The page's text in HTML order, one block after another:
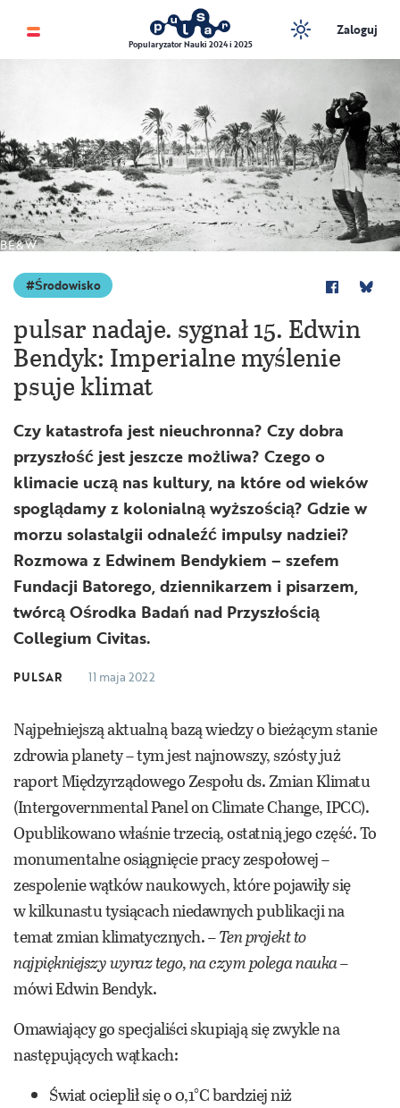
Popularyzator Nauki 2024 i 2025
Zaloguj
BE&W
Środowisko
pulsar nadaje. sygnał 15. Edwin
Bendyk: Imperialne myślenie
psuje klimat
Czy katastrofa jest nieuchronna? Czy dobra
przyszłość jest jeszcze możliwa? Czego o
klimacie uczą nas kultury, na które od wieków
spoglądamy z kolonialną wyższością? Gdzie w
morzu solastalgii odnaleźć impulsy nadziei?
Rozmowa z Edwinem Bendykiem – szefem
Fundacji Batorego, dziennikarzem i pisarzem,
twórcą Ośrodka Badań nad Przyszłością
Collegium Civitas.
PULSAR 11 maja 2022
Najpełniejszą aktualną bazą wiedzy o bieżącym stanie
zdrowia planety – tym jest najnowszy, szósty już
raport Międzyrządowego Zespołu ds. Zmian Klimatu
(Intergovernmental Panel on Climate Change, IPCC).
Opublikowano właśnie trzecią, ostatnią jego część. To
monumentalne osiągnięcie pracy zespołowej –
zespolenie wątków naukowych, które pojawiły się
w kilkunastu tysiącach niedawnych publikacji na
temat zmian klimatycznych.– Ten projekt to
najpiękniejszy wyraz tego, na czym polega nauka –
mówi Edwin Bendyk.
Omawiający go specjaliści skupiają się zwykle na
następujących wątkach:
Świat ocieplił się o 0,1°C bardziej niż